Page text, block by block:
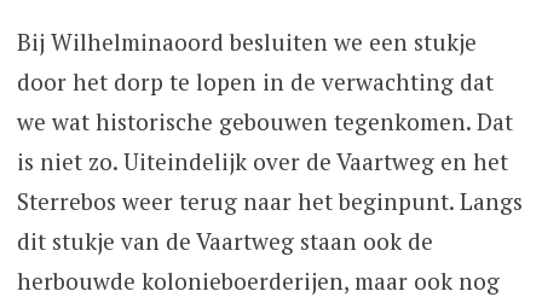
Bij Wilhelminaoord besluiten we een stukje
door het dorp te lopen in de verwachting dat
we wat historische gebouwen tegenkomen. Dat
is niet zo. Uiteindelijk over de Vaartweg en het
Sterrebos weer terug naar het beginpunt. Langs
dit stukje van de Vaartweg staan ook de
herbouwde kolonieboerderijen, maar ook nog